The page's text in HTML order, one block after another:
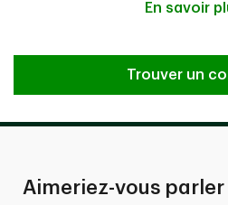
En savoir
Trouver un
Aimeriez-vous